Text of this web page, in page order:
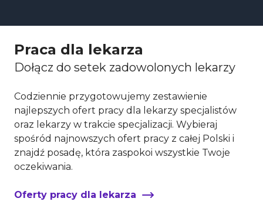
Praca dla lekarza
Dołącz do setek zadowolonych lekarzy
Codziennie przygotowujemy zestawienie
najlepszych ofert pracy dla lekarzy specjalistów
oraz lekarzy w trakcie specjalizacji. Wybieraj
spośród najnowszych ofert pracy z całej Polski i
znajdź posadę, która zaspokoi wszystkie Twoje
oczekiwania.
Oferty pracy dla lekarza